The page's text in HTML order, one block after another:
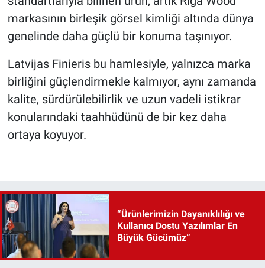
markasının birleşik görsel kimliği altında dünya
genelinde daha güçlü bir konuma taşınıyor.
Latvijas Finieris bu hamlesiyle, yalnızca marka
birliğini güçlendirmekle kalmıyor, aynı zamanda
kalite, sürdürülebilirlik ve uzun vadeli istikrar
konularındaki taahhüdünü de bir kez daha
ortaya koyuyor.
“Ürünlerimizin Dayanıklılığı ve
Kullanıcı Dostu Yazılımlar En
Büyük Gücümüz”